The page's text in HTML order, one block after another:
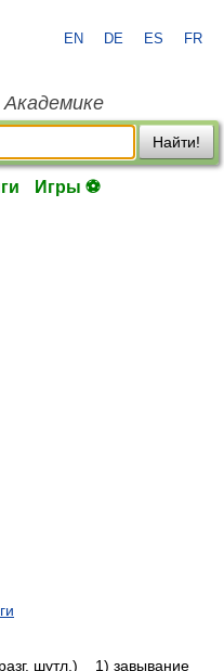
EN DE ES FR
Академике
Найти!
Игры ⚽
шутл.) 1) завывание